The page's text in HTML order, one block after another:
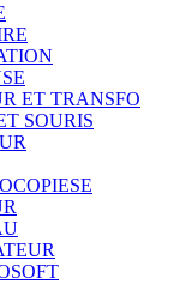
ET TRANSFO
SOURIS